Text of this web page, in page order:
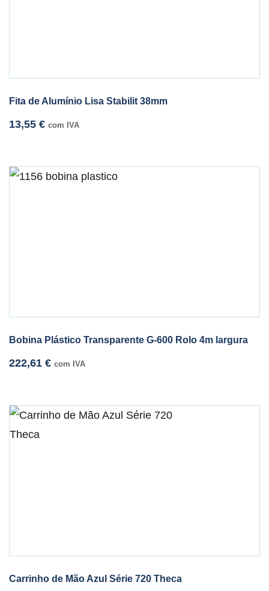
Fita de Alumínio Lisa Stabilit 38mm
13,55 € com IVA
Bobina Plástico Transparente G-600 Rolo 4m largura
222,61 € com IVA
Carrinho de Mão Azul Série 720 Theca